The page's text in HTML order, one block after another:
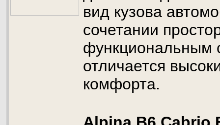
вид кузова
сочетании
функциональным
отличается
комфорта.